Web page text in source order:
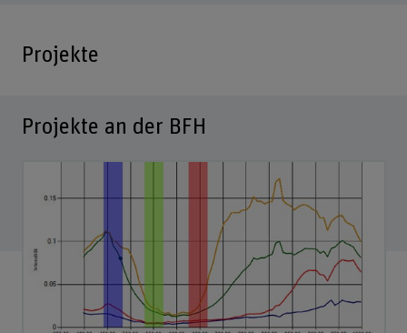
Projekte
Projekte an der BFH